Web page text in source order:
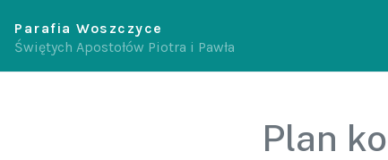
Parafia Woszczyce
Świętych Apostołów Piotra i Pawła
Plan